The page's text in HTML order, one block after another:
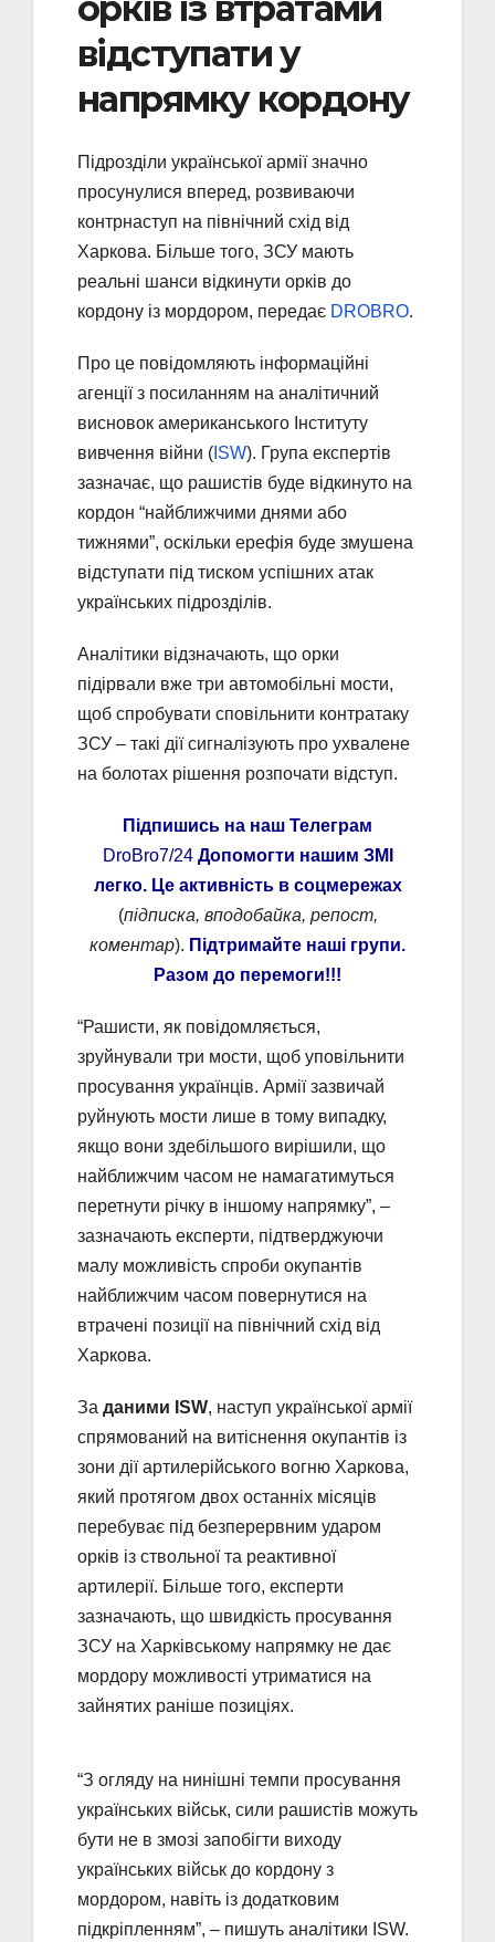
орків із втратами
відступати у
напрямку кордону
Підрозділи української армії значно
просунулися вперед, розвиваючи
контрнаступ на північний схід від
Харкова. Більше того, ЗСУ мають
реальні шанси відкинути орків до
кордону із мордором, передає DROBRO.
Про це повідомляють інформаційні
агенції з посиланням на аналітичний
висновок американського Інституту
вивчення війни ( ISW). Група експертів
зазначає, що рашистів буде відкинуто на
кордон “найближчими днями або
тижнями”, оскільки ерефія буде змушена
відступати під тиском успішних атак
українських підрозділів.
Аналітики відзначають, що орки
підірвали вже три автомобільні мости,
щоб спробувати сповільнити контратаку
ЗСУ – такі дії сигналізують про ухвалене
на болотах рішення розпочати відступ.
Підпишись на наш Телеграм
DroBro7/24 Допомогти нашим ЗМІ
легко. Це активність в соцмережах
(підписка, вподобайка, репост,
коментар). Підтримайте наші групи.
Разом до перемоги!!!
“Рашисти, як повідомляється,
зруйнували три мости, щоб уповільнити
просування українців. Армії зазвичай
руйнують мости лише в тому випадку,
якщо вони здебільшого вирішили, що
найближчим часом не намагатимуться
перетнути річку в іншому напрямку”, –
зазначають експерти, підтверджуючи
малу можливість спроби окупантів
найближчим часом повернутися на
втрачені позиції на північний схід від
Харкова.
За даними ISW, наступ української армії
спрямований на витіснення окупантів із
зони дії артилерійського вогню Харкова,
який протягом двох останніх місяців
перебуває під безперервним ударом
орків із ствольної та реактивної
артилерії. Більше того, експерти
зазначають, що швидкість просування
ЗСУ на Харківському напрямку не дає
мордору можливості утриматися на
зайнятих раніше позиціях.
“З огляду на нинішні темпи просування
українських військ, сили рашистів можуть
бути не в змозі запобігти виходу
українських військ до кордону з
мордором, навіть із додатковим
підкріпленням”, – пишуть аналітики ISW.